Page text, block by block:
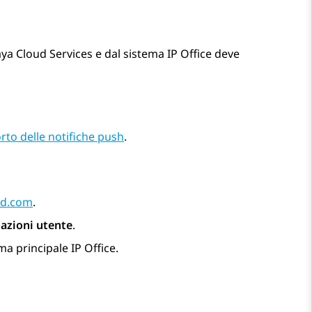
Cloud Services e dal sistema IP Officedeve
delle notifiche push.
.
utente.
principaleIP Office.